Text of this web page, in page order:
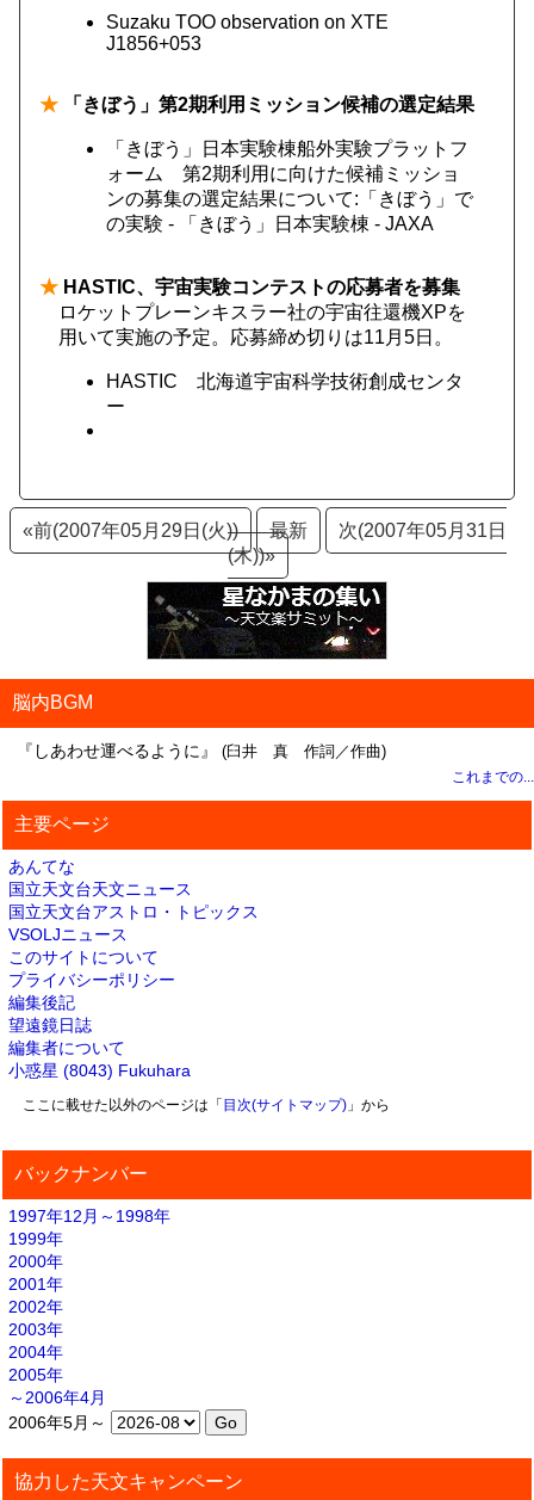
Suzaku TOO observation on XTE
J1856+053
★ 「きぼう」第2期利用ミッション候補の選定結果
「きぼう」日本実験棟船外実験プラットフ
ォーム 第2期利用に向けた候補ミッショ
ンの募集の選定結果について:「きぼう」で
の実験 - 「きぼう」日本実験棟 - JAXA
★ HASTIC、宇宙実験コンテストの応募者を募集
ロケットプレーンキスラー社の宇宙往還機XPを
用いて実施の予定。応募締め切りは11月5日。
HASTIC 北海道宇宙科学技術創成センタ
ー
«前(2007年05月29日(火)) 最新
次(2007年05月31日
(木))»
脳内BGM
『しあわせ運べるように』 (臼井 真 作詞／作曲)
これまでの...
主要ページ
あんてな
国立天文台天文ニュース
国立天文台アストロ・トピックス
VSOLJニュース
このサイトについて
プライバシーポリシー
編集後記
望遠鏡日誌
編集者について
小惑星 (8043) Fukuhara
ここに載せた以外のページは「 目次(サイトマップ)」から
バックナンバー
1997年12月～1998年
1999年
2000年
2001年
2002年
2003年
2004年
2005年
～2006年4月
2006年5月～
協力した天文キャンペーン